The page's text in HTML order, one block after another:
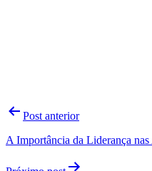
Navegação
Post
Post anterior
A Importância da Liderança